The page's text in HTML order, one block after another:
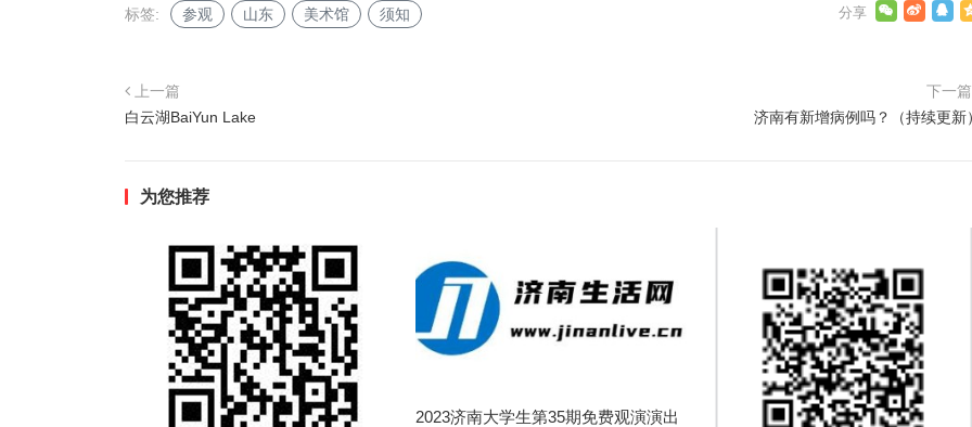
标签: 参观 山东 美术馆 须知
上一篇
白云湖BaiYun Lake
下一
济南有新增病例吗？（持续更新
为您推荐
2023济南大学生第35期免费观演演出